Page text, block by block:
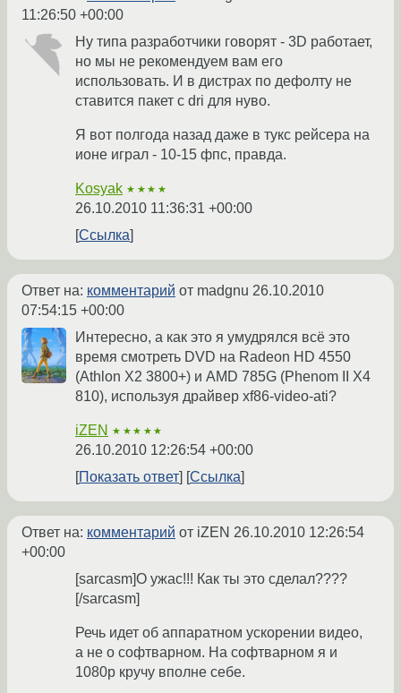
11:26:50 +00:00
Ну типа разработчики говорят - 3D работает,
но мы не рекомендуем вам его
использовать. И в дистрах по дефолту не
ставится пакет с dri для нуво.
Я вот полгода назад даже в тукс рейсера на
ионе играл - 10-15 фпс, правда.
Kosyak ★★★★
26.10.2010 11:36:31 +00:00
Ссылка
Ответ на: комментарий от madgnu 26.10.2010
07:54:15 +00:00
Интересно, а как это я умудрялся всё это
время смотреть DVD на Radeon HD 4550
(Athlon X2 3800+) и AMD 785G (Phenom II X4
810), используя драйвер xf86-video-ati?
iZEN ★★★★★
26.10.2010 12:26:54 +00:00
Показать ответ
Ссылка
Ответ на: комментарий от iZEN 26.10.2010 12:26:54
+00:00
[sarcasm]О ужас!!! Как ты это сделал????
[/sarcasm]
Речь идет об аппаратном ускорении видео,
а не о софтварном. На софтварном я и
1080p кручу вполне себе.